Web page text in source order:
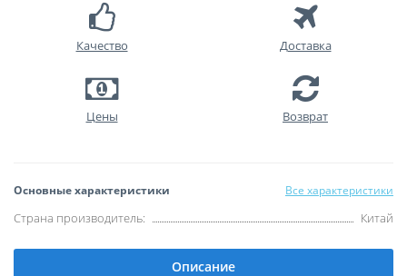
Качество Доставка
Цены Возврат
Основные характеристики Все характеристики
Страна производитель: Китай
Описание